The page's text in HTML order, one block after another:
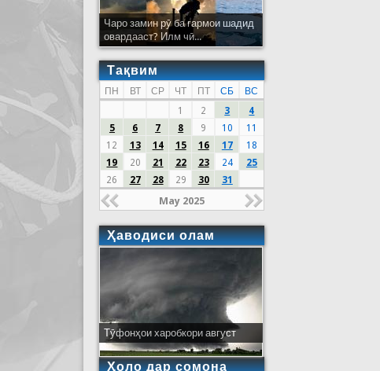
Чаро замин рӯ ба гармои шадид
овардааст? Илм чӣ...
Тақвим
ПН ВТ СР ЧТ ПТ СБ
ВС
1
2 3
4
5
6 7 8 9 10
11
12
13 14 15 16 17
18
19
20 21 22 23 24
25
26
27 28 29 30 31
May 2025
Ҳаводиси олам
Тӯфонҳои харобкори август
Ҳоло дар сомона